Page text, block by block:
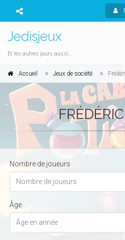
Jedisjeux
Et les autres jours aussi...
Accueil Jeux de société
Nombre de joueurs
Âge